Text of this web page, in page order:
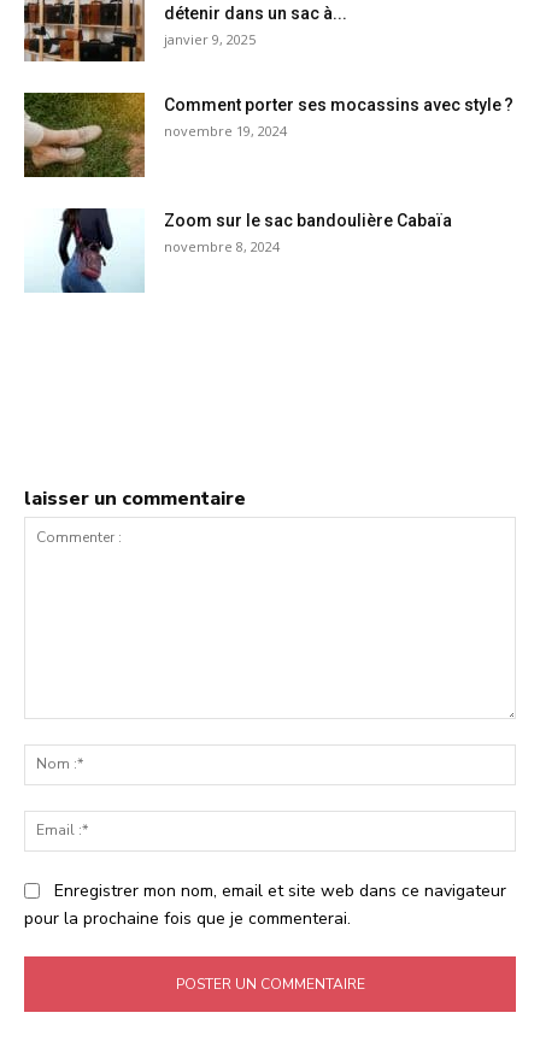
détenir dans un sac à...
janvier 9, 2025
Comment porter ses mocassins avec style ?
novembre 19, 2024
Zoom sur le sac bandoulière Cabaïa
novembre 8, 2024
laisser un commentaire
:*
:*
Enregistrer mon nom, email et site web dans ce navigateur
pour la prochaine fois que je commenterai.